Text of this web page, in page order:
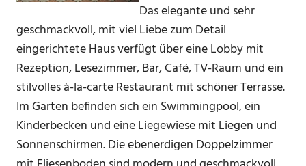
Das elegante und sehr
geschmackvoll, mit viel Liebe zum Detail
eingerichtete Haus verfügt über eine Lobby mit
Rezeption, Lesezimmer, Bar, Café, TV-Raum und ein
stilvolles à-la-carte Restaurant mit schöner Terrasse.
Im Garten befinden sich ein Swimmingpool, ein
Kinderbecken und eine Liegewiese mit Liegen und
Sonnenschirmen. Die ebenerdigen Doppelzimmer